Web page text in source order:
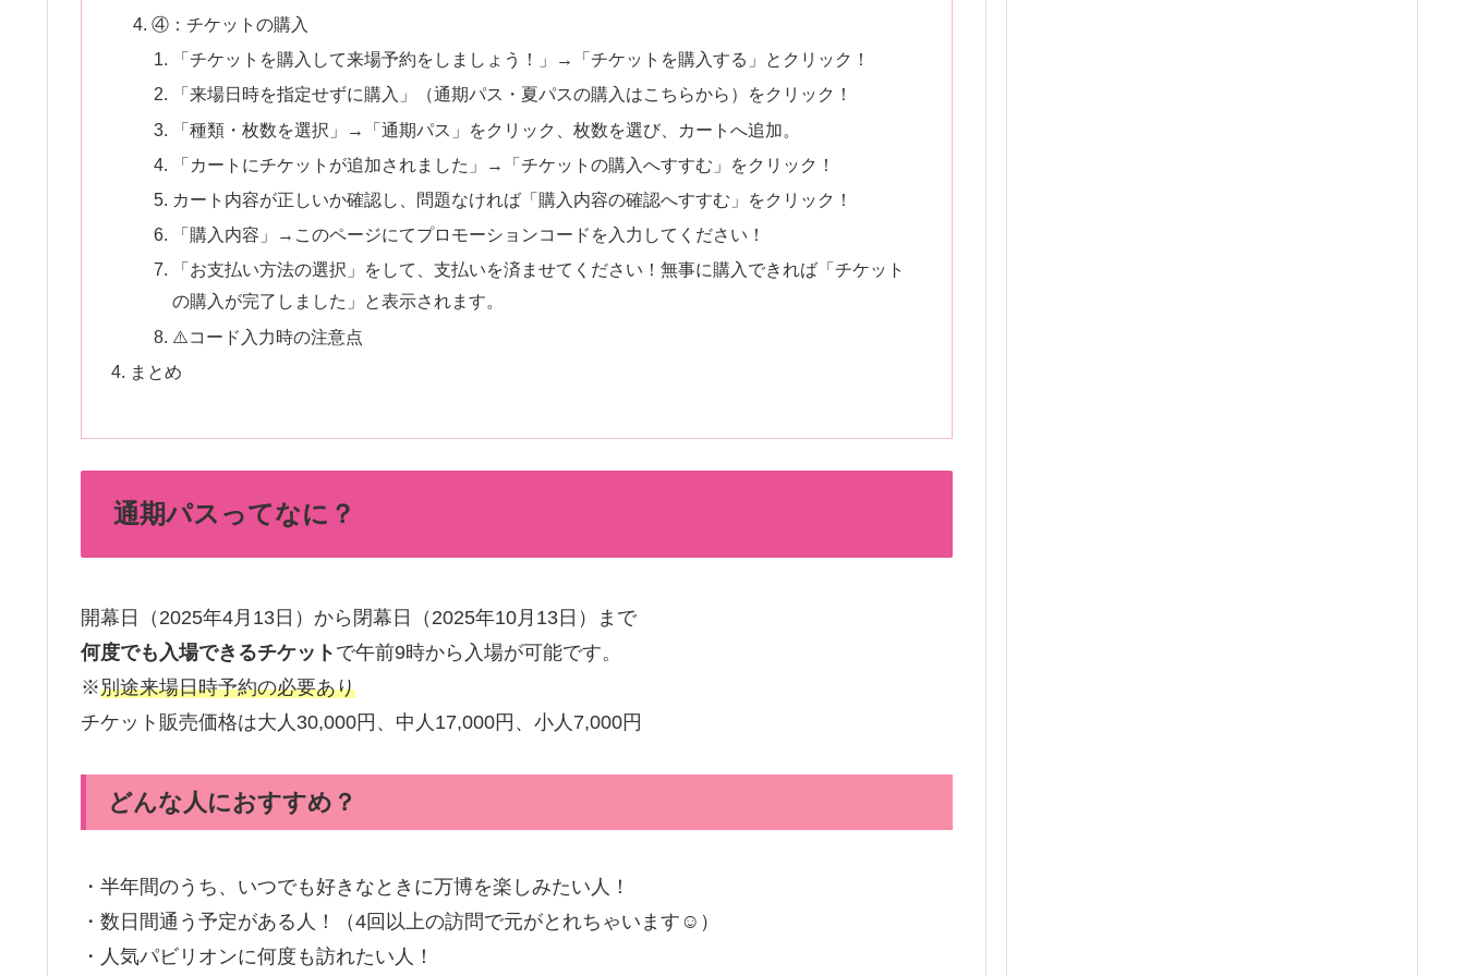
④：チケットの購入
「チケットを購入して来場予約をしましょう！」→「チケットを購入する」とクリック！
「来場日時を指定せずに購入」（通期パス・夏パスの購入はこちらから）をクリック！
「種類・枚数を選択」→「通期パス」をクリック、枚数を選び、カートへ追加。
「カートにチケットが追加されました」→「チケットの購入へすすむ」をクリック！
カート内容が正しいか確認し、問題なければ「購入内容の確認へすすむ」をクリック！
「購入内容」→このページにてプロモーションコードを入力してください！
「お支払い方法の選択」をして、支払いを済ませてください！無事に購入できれば「チケット
の購入が完了しました」と表示されます。
⚠️コード入力時の注意点
まとめ
通期パスってなに？
開幕日（2025年4月13日）から閉幕日（2025年10月13日）まで
何度でも入場できるチケット で午前9時から入場が可能です。
※別途来場日時予約の必要あり
チケット販売価格は大人30,000円、中人17,000円、小人7,000円
どんな人におすすめ？
・半年間のうち、いつでも好きなときに万博を楽しみたい人！
・数日間通う予定がある人！（4回以上の訪問で元がとれちゃいます☺️）
・人気パビリオンに何度も訪れたい人！